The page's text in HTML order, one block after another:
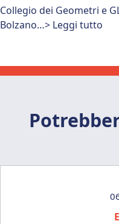
Collegio dei Geometri e
Bolzano…> Leggi tutto